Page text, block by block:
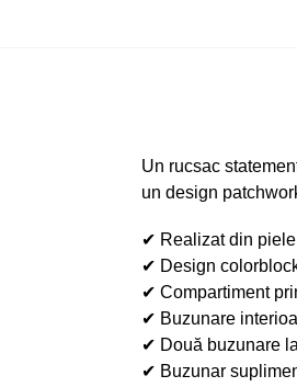
Un rucsac
un design
✔ Realizat din
✔ Design
✔ Compartiment
✔ Buzunare
✔ Două buzunare
✔ Buzunar